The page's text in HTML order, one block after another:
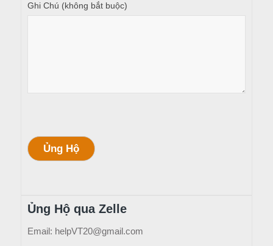
Ghi Chú (không bắt buộc)
Ủng Hộ
Ủng Hộ qua Zelle
Email: helpVT20@gmail.com